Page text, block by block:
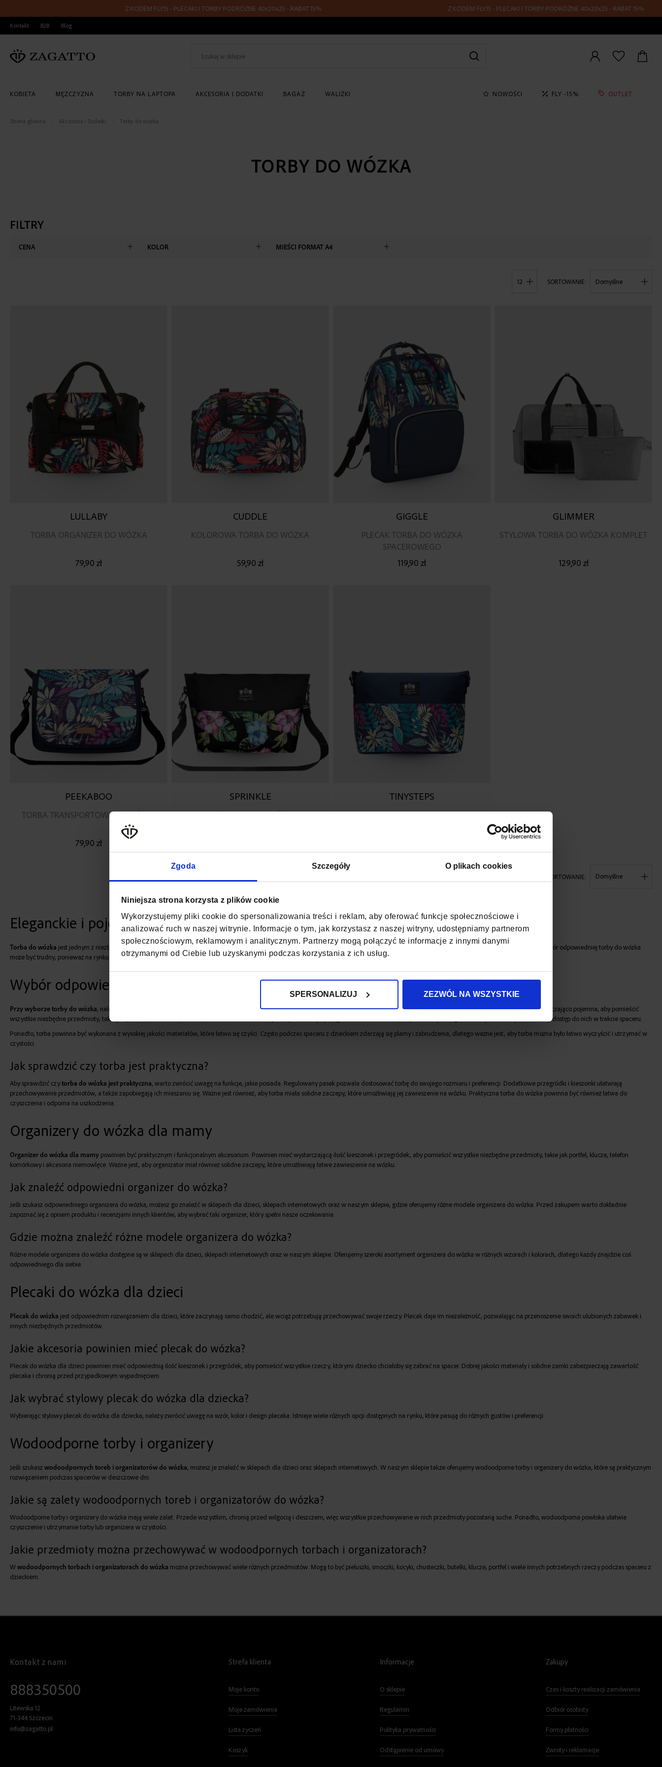
Zgoda Szczegóły O plikach cookies
Niniejsza strona korzysta z plików cookie
Wykorzystujemy pliki cookie do spersonalizowania treści i reklam, aby oferować funkcje społecznościowe i
analizować ruch w naszej witrynie. Informacje o tym, jak korzystasz z naszej witryny, udostępniamy partnerom
społecznościowym, reklamowym i analitycznym. Partnerzy mogą połączyć te informacje z innymi danymi
otrzymanymi od Ciebie lub uzyskanymi podczas korzystania z ich usług.
SPERSONALIZUJ ZEZWÓL NA WSZYSTKIE
Z KODEM FLY15 - PLECAKI I TORBY PODRÓŻNE 40x20x25 - RABAT 15% Z KODEM FLY15 - PLECAKI I TORBY PODRÓŻNE 40x20x25 - RABAT 15%
PRZEJDŹ
DO
Kontakt B2B Blog
KOBIETA MĘŻCZYZNA TORBY NA LAPTOPA AKCESORIA I DODATKI BAGAŻ WALIZKI NOWOŚCI FLY -15% OUTLET
Strona główna Akcesoria i Dodatki Torby do wózka
TORBY DO WÓZKA
FILTRY
CENA KOLOR MIEŚCI FORMAT A4
SORTOWANIE
LULLABY
TORBA ORGANIZER DO WÓZKA
79,90 zł
CUDDLE
KOLOROWA TORBA DO WÓZKA
59,90 zł
GIGGLE
PLECAK TORBA DO WÓZKA
SPACEROWEGO
119,90 zł
GLIMMER
STYLOWA TORBA DO WÓZKA KOMPLET
129,90 zł
PEEKABOO
TORBA TRANSPORTOWA NA WÓZEK
79,90 zł
SPRINKLE
DUŻA TORBA DO WÓZKA
TINYSTEPS
TORBA DLA MAMY ORGANIZER
POKAŻ
SORTOWANIE
Eleganckie i pojemne torby do wózka
Torba do wózka jest jednym z niezbędnych akcesoriów, które pomagają młodym rodzicom zorganizować przechowywanie wszystkich niezbędnych przedmiotów podczas spacerów z dzieckiem. Wybór odpowiedniej torby do wózka
może być trudny, ponieważ na rynku dostępnych jest wiele różnych rodzajów i modeli. Jak więc wybrać najpraktyczniejszą torbę do wózka?
Wybór odpowiedniej torby do wózka
Przy wyborze torby do wózka, należy wziąć pod uwagę kilka czynników. Po pierwsze, rozmiar i pojemność torby powinny być odpowiednie do potrzeb rodziców i dziecka. Torba powinna być wystarczająco pojemna, aby pomieścić
wszystkie niezbędne przedmioty, takie jak pieluszki, chusteczki, smoczki, butelki i klucze. Dobrze jest wybrać torbę z przegródkami i kieszeniami, aby można było zorganizować przedmioty i mieć łatwy dostęp do nich w trakcie spaceru.
Ponadto, torba powinna być wykonana z wysokiej jakości materiałów, które łatwo się czyści. Często podczas spaceru z dzieckiem zdarzają się plamy i zabrudzenia, dlatego ważne jest, aby torba można było łatwo wyczyścić i utrzymać w
czystości.
Jak sprawdzić czy torba jest praktyczna?
Aby sprawdzić czytorba do wózka jest praktyczna, warto zwrócić uwagę na funkcje, jakie posiada. Regulowany pasek pozwala dostosować torbę do swojego rozmiaru i preferencji. Dodatkowe przegródki i kieszonki ułatwiają
przechowywanie przedmiotów, a także zapobiegają ich mieszaniu się. Ważne jest również, aby torba miała solidne zaczepy, które umożliwiają jej zawieszenie na wózku. Praktyczna torba do wózka powinna być również łatwa do
czyszczenia i odporna na uszkodzenia.
Organizery do wózka dla mamy
Organizer do wózka dla mamy powinien być praktycznym i funkcjonalnym akcesorium. Powinien mieć wystarczającą ilość kieszonek i przegródek, aby pomieścić wszystkie niezbędne przedmioty, takie jak portfel, klucze, telefon
komórkowy i akcesoria niemowlęce. Ważne jest, aby organizator miał również solidne zaczepy, które umożliwiają łatwe zawieszenie na wózku.
Jak znaleźć odpowiedni organizer do wózka?
Jeśli szukasz odpowiedniego organizera do wózka, możesz go znaleźć w sklepach dla dzieci, sklepach internetowych oraz w naszym sklepie, gdzie oferujemy różne modele organizera do wózka. Przed zakupem warto dokładnie
zapoznać się z opisem produktu i recenzjami innych klientów, aby wybrać taki organizer, który spełni nasze oczekiwania.
Gdzie można znaleźć różne modele organizera do wózka?
Różne modele organizera do wózka dostępne są w sklepach dla dzieci, sklepach internetowych oraz w naszym sklepie. Oferujemy szeroki asortyment organizera do wózka w różnych wzorach i kolorach, dlatego każdy znajdzie coś
odpowiedniego dla siebie.
Plecaki do wózka dla dzieci
Plecak do wózka jest odpowiednim rozwiązaniem dla dzieci, które zaczynają samo chodzić, ale wciąż potrzebują przechowywać swoje rzeczy. Plecak daje im niezależność, pozwalając na przenoszenie swoich ulubionych zabawek i
innych niezbędnych przedmiotów.
Jakie akcesoria powinien mieć plecak do wózka?
Plecak do wózka dla dzieci powinien mieć odpowiednią ilość kieszonek i przegródek, aby pomieścić wszystkie rzeczy, którymi dziecko chciałoby się zabrać na spacer. Dobrej jakości materiały i solidne zamki zabezpieczają zawartość
plecaka i chronią przed przypadkowym wypadnięciem.
Jak wybrać stylowy plecak do wózka dla dziecka?
Wybierając stylowy plecak do wózka dla dziecka, należy zwrócić uwagę na wzór, kolor i design plecaka. Istnieje wiele różnych opcji dostępnych na rynku, które pasują do różnych gustów i preferencji.
Wodoodporne torby i organizery
Jeśli szukaszwodoodpornych toreb i organizatorów do wózka, możesz je znaleźć w sklepach dla dzieci oraz sklepach internetowych. W naszym sklepie także oferujemy wodoodporne torby i organizery do wózka, które są praktycznym
rozwiązaniem podczas spacerów w deszczowe dni.
Jakie są zalety wodoodpornych toreb i organizatorów do wózka?
Wodoodporne torby i organizery do wózka mają wiele zalet. Przede wszystkim, chronią przed wilgocią i deszczem, więc wszystkie przechowywane w nich przedmioty pozostaną suche. Ponadto, wodoodporna powłoka ułatwia
czyszczenie i utrzymanie torby lub organizera w czystości.
Jakie przedmioty można przechowywać w wodoodpornych torbach i organizatorach?
Wwodoodpornych torbach i organizatorach do wózka można przechowywać wiele różnych przedmiotów. Mogą to być pieluszki, smoczki, kocyki, chusteczki, butelki, klucze, portfel i wiele innych potrzebnych rzeczy podczas spaceru z
dzieckiem.
Kontakt z nami
888350500
Litewska 12
71-344 Szczecin
info@zagatto.pl
Strefa klienta
Moje konto
Moje zamówienia
Lista życzeń
Koszyk
Informacje
O sklepie
Regulamin
Polityka prywatności
Odstąpienie od umowy
Zakupy
Czas i koszty realizacji zamówienia
Odbiór osobisty
Formy płatności
Zwroty i reklamacje